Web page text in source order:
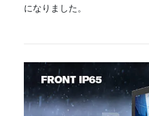
になりました。